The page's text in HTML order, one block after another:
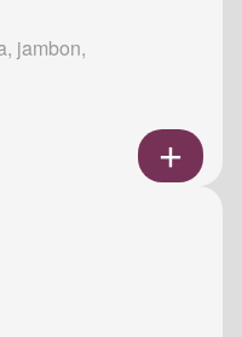
jambon,